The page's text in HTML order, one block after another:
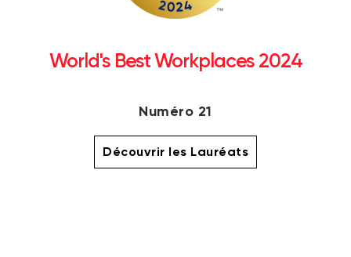
World's Best Workplaces 2024
Numéro 21
Découvrir les Lauréats